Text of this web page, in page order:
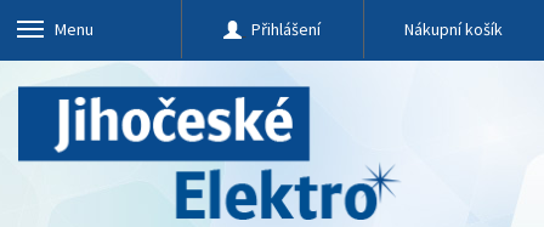
Menu Přihlášení Nákupní košík